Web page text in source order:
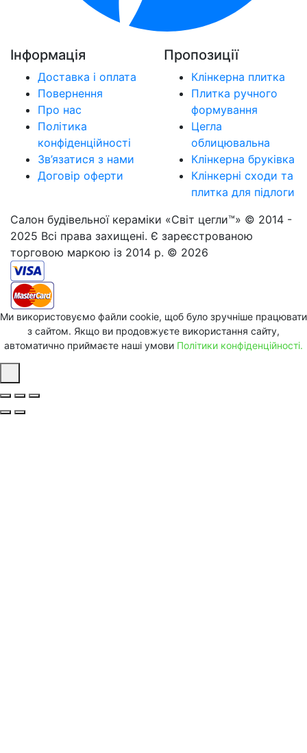
Інформація
Доставка і оплата
Повернення
Про нас
Політика
конфіденційності
Зв’язатися з нами
Договір оферти
Пропозиції
Клінкерна плитка
Плитка ручного
формування
Цегла
облицювальна
Клінкерна бруківка
Клінкерні сходи та
плитка для підлоги
Салон будівельної кераміки «Світ цегли™» © 2014 -
2025 Всі права захищені. Є зареєстрованою
торговою маркою із 2014 р. © 2026
Ми використовуємо файли cookie, щоб було зручніше працювати
з сайтом. Якщо ви продовжуєте використання сайту,
автоматично приймаєте наші умови Політики конфіденційності.